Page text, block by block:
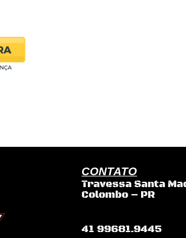
CONTATO
Travessa Santa
Colombo – PR
41 99681.9445